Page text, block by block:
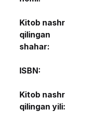
Kitob nashr
qilingan
shahar:
ISBN:
Kitob nashr
qilingan yili: